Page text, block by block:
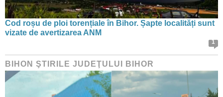
Cod roșu de ploi torențiale în Bihor. Șapte localități sunt
vizate de avertizarea ANM
1
BIHON ŞTIRILE JUDEŢULUI BIHOR